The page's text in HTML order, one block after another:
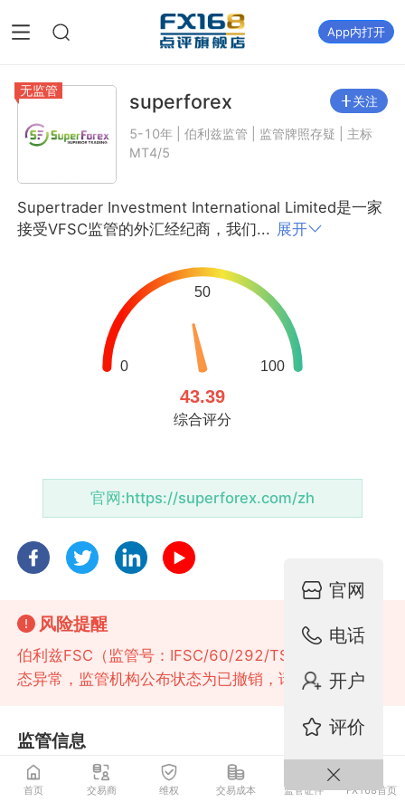
App内打开
无监管 superforex 关注
5-10年 | 伯利兹监管 | 监管牌照存疑 | 主标
MT4/5
Supertrader Investment International Limited是一家
接受VFSC监管的外汇经纪商，我们... 展开
官网:https://superforex.com/zh
风险提醒
伯利兹FSC（监管号：IFSC/60/292/TS/16）监管状
态异常，监管机构公布状态为已撤销，请注意风险！
监管信息
官网
电话
开户
评价
首页 交易商 维权 交易成本 监管证件 FX168首页